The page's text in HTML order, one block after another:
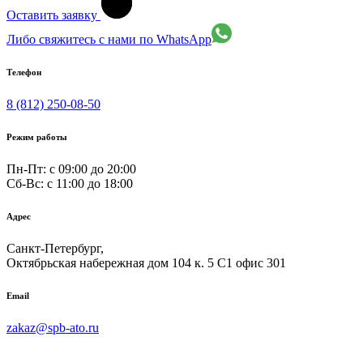
Оставить заявку
Либо свяжитесь с нами по WhatsApp
Телефон
8 (812) 250-08-50
Режим работы
Пн-Пт: с 09:00 до 20:00
Сб-Вс: c 11:00 до 18:00
Адрес
Санкт-Петербург,
Октябрьская набережная дом 104 к. 5 С1 офис 301
Email
zakaz@spb-ato.ru